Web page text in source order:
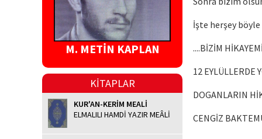
M. METİN KAPLAN
KİTAPLAR
KUR'AN-KERİM MEALİ
ELMALILI HAMDİ YAZIR MEÂLİ
İşte herşey böyle
....BİZİM
12 EYLÜLLERDE
DOGANLARIN
CENGİZ